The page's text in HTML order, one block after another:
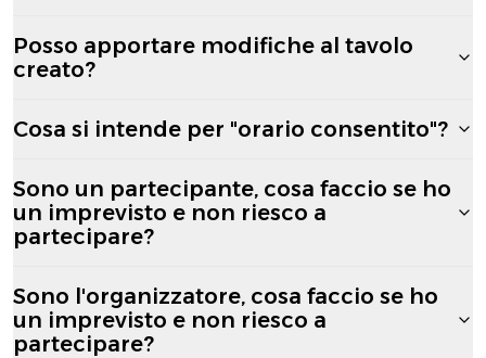
Posso apportare modifiche al tavolo
creato?
Cosa si intende per "orario consentito"?
Sono un partecipante, cosa faccio se ho
un imprevisto e non riesco a
partecipare?
Sono l'organizzatore, cosa faccio se ho
un imprevisto e non riesco a
partecipare?